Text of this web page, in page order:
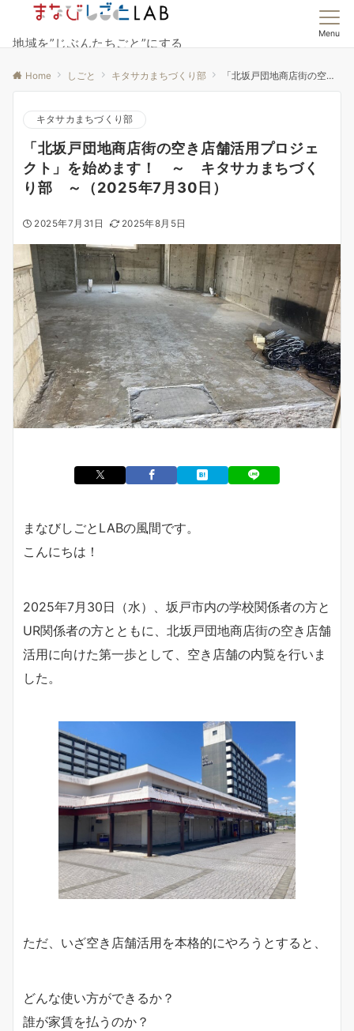
地域を”じぶんたちごと”にする
Menu
Home しごと キタサカまちづくり部 「北坂戸団地商店街の空き店舗活用プロジェクト」を始めます！ ～ キタサカまちづくり部 ～（2025年7月30日）
キタサカまちづくり部
「北坂戸団地商店街の空き店舗活用プロジェ
クト」を始めます！ ～ キタサカまちづく
り部 ～（2025年7月30日）
2025年7月31日 2025年8月5日
まなびしごとLABの風間です。
こんにちは！
2025年7月30日（水）、坂戸市内の学校関係者の方と
UR関係者の方とともに、北坂戸団地商店街の空き店舗
活用に向けた第一歩として、空き店舗の内覧を行いま
した。
ただ、いざ空き店舗活用を本格的にやろうとすると、
どんな使い方ができるか？
誰が家賃を払うのか？